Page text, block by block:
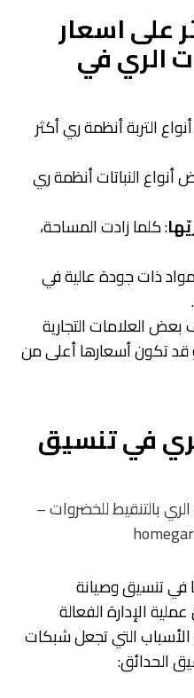
على اسعار
الري في
التربة أنظمة ري أكثر
أنواع النباتات أنظمة ري
: كلما زادت المساحة،
ذات جودة عالية في
بعض العلامات التجارية
و قد تكون أسعارها أعلى من
في تنسيق
في تنسيق وصيانة
الإدارة الفعالة
التي تجعل شبكات
الحدائق: